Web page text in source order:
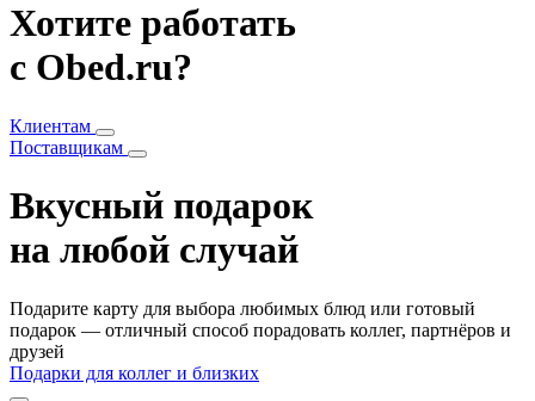
Хотите работать
с Obed.ru?
Клиентам
Поставщикам
Вкусный подарок
на любой случай
Подарите карту для выбора любимых блюд или готовый
подарок — отличный способ порадовать коллег, партнёров и
друзей
Подарки для коллег и близких